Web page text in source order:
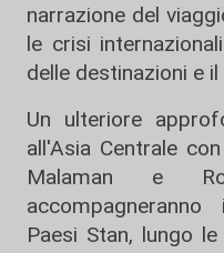
narrazione del
le crisi
delle destinazioni e
Un ulteriore
all'Asia Centrale
Malaman e
Paesi Stan, lungo